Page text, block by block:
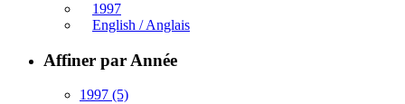
1997
English / Anglais
Affiner par Année
1997 (5)